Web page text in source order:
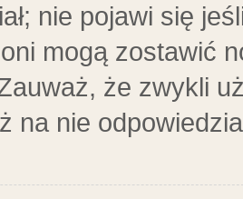
nie pojawi się
mogą zostawić
że zwykli
na nie